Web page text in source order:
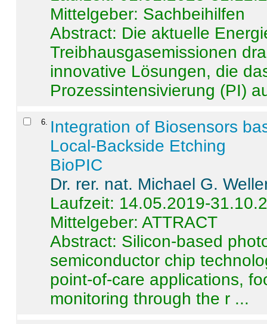
Mittelgeber: Sachbeihilfen
Abstract: Die aktuelle
Treibhausgasemissionen
innovative Lösungen, die
Prozessintensivierung (PI)
6
Integration of Biosensors
Local-Backside Etching
BioPIC
Dr. rer. nat. Michael G.
Laufzeit: 14.05.2019-
Mittelgeber: ATTRACT
Abstract: Silicon-based
semiconductor chip
point-of-care applications,
monitoring through the r ...